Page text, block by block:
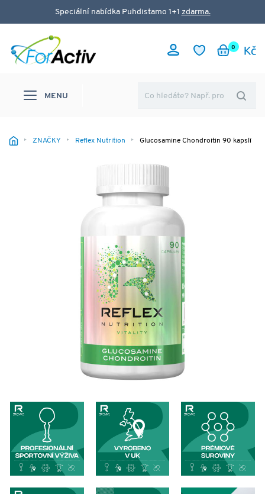
Speciální nabídka Puhdistamo 1+1 zdarma.
0
MENU
ZNAČKY Reflex Nutrition Glucosamine Chondroitin 90 kapslí